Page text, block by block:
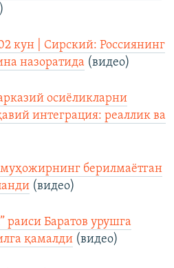
кун | Сирский: Россиянинг
назоратида (видео)
осиёликларни
интеграция: реаллик ва
муҳожирнинг берилмаётган
(видео)
раиси Баратов урушга
қамалди (видео)